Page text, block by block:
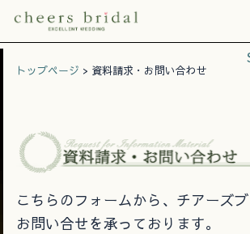
トップページ > 資料請求・お問い合わせ
こちらのフォームから、チアーズ
お問い合せを承っております。